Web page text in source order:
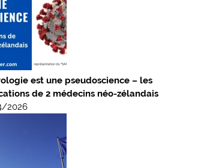
est une pseudoscience – les
de 2 médecins néo-zélandais
2026